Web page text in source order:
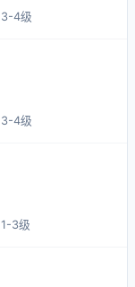
3-4级
3-4级
1-3级